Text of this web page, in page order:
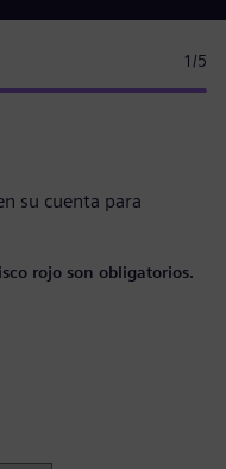
1 /5
su cuenta para
rojo son obligatorios.